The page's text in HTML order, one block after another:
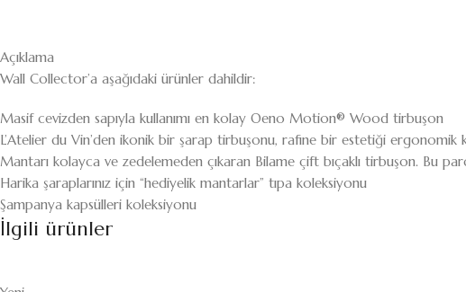
Açıklama
Wall Collector’a aşağıdaki ürünler dahildir:
Masif cevizden sapıyla kullanımı en kolay Oeno Motion® Wood tirbuşon
L’Atelier du Vin’den ikonik bir şarap tirbuşonu, rafine bir estetiği ergonomik
Mantarı kolayca ve zedelemeden çıkaran Bilame çift bıçaklı tirbuşon. Bu
Harika şaraplarınız için “hediyelik mantarlar” tıpa koleksiyonu
Şampanya kapsülleri koleksiyonu
İlgili ürünler